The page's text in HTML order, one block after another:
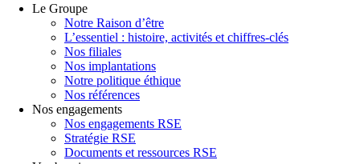
Le Groupe
Notre Raison d’être
L’essentiel : histoire, activités et chiffres-clés
Nos filiales
Nos implantations
Notre politique éthique
Nos références
Nos engagements
Nos engagements RSE
Stratégie RSE
Documents et ressources RSE